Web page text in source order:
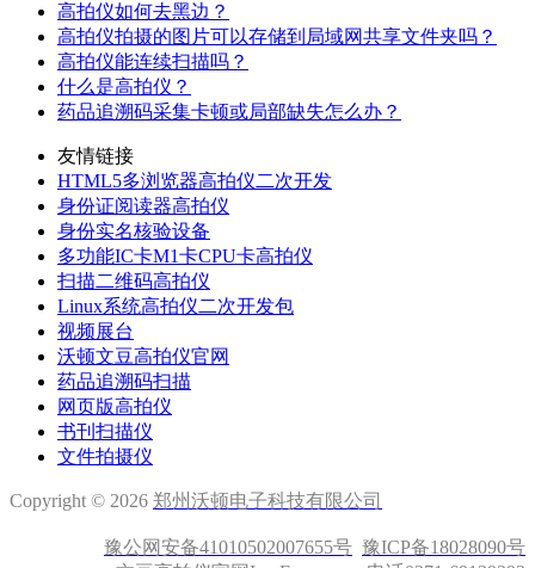
高拍仪如何去黑边？
高拍仪拍摄的图片可以存储到局域网共享文件夹吗？
高拍仪能连续扫描吗？
什么是高拍仪？
药品追溯码采集卡顿或局部缺失怎么办？
友情链接
HTML5多浏览器高拍仪二次开发
身份证阅读器高拍仪
身份实名核验设备
多功能IC卡M1卡CPU卡高拍仪
扫描二维码高拍仪
Linux系统高拍仪二次开发包
视频展台
沃顿文豆高拍仪官网
药品追溯码扫描
网页版高拍仪
书刊扫描仪
文件拍摄仪
Copyright © 2026 郑州沃顿电子科技有限公司
豫公网安备41010502007655号 豫ICP备18028090号